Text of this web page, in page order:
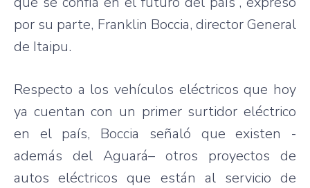
por su parte, Franklin Boccia, director General
de Itaipu.
Respecto a los vehículos eléctricos que hoy
ya cuentan con un primer surtidor eléctrico
en el país, Boccia señaló que existen
-
además del Aguará– otros proyectos de
autoseléctricos que están al servicio de